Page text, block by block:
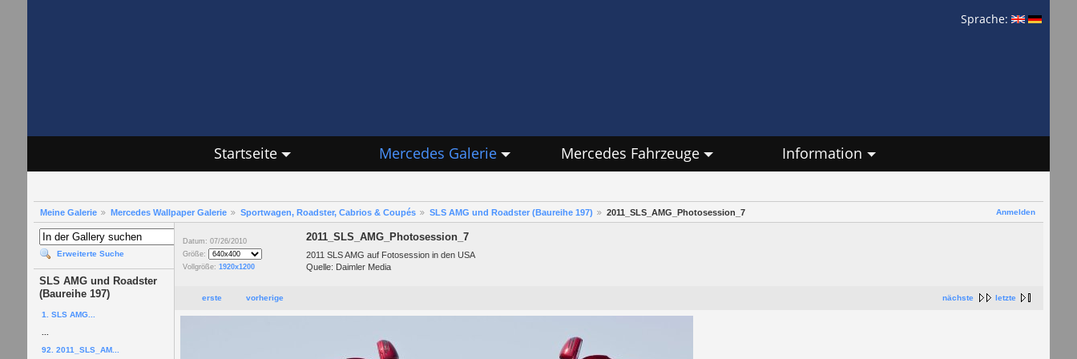
Sprache:
Startseite Mercedes Galerie Mercedes Fahrzeuge Information
Anmelden
Meine Galerie Mercedes Wallpaper Galerie Sportwagen, Roadster, Cabrios & Coupés SLS AMG und Roadster (Baureihe 197) 2011_SLS_AMG_Photosession_7
Erweiterte Suche
SLS AMG und Roadster
(Baureihe 197)
1. SLS AMG...
92. 2011_SLS_AM...
Datum: 07/26/2010
Größe:
Vollgröße: 1920x1200
2011_SLS_AMG_Photosession_7
2011 SLS AMG auf Fotosession in den USA
Quelle: Daimler Media
nächste letzte
erste vorherige